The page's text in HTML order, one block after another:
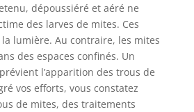
dépoussiéré et aéré ne
des larves de mites. Ces
lumière. Au contraire, les mites
des espaces confinés. Un
l’apparition des trous de
vos efforts, vous constatez
de mites, des traitements